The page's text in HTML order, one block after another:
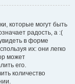
которые могут быть
радость, а :(
в форме
их: они легко
может
его.
количество